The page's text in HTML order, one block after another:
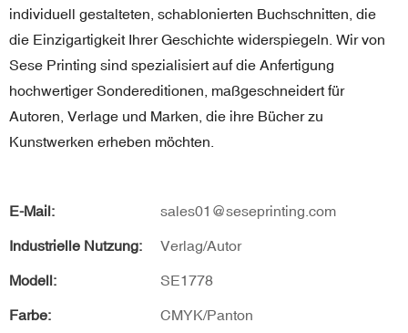
individuell gestalteten, schablonierten Buchschnitten, die
die Einzigartigkeit Ihrer Geschichte widerspiegeln. Wir von
Sese Printing sind spezialisiert auf die Anfertigung
hochwertiger Sondereditionen, maßgeschneidert für
Autoren, Verlage und Marken, die ihre Bücher zu
Kunstwerken erheben möchten.
E-Mail: sales01@seseprinting.com
Industrielle Nutzung: Verlag/Autor
Modell: SE1778
Farbe: CMYK/Panton